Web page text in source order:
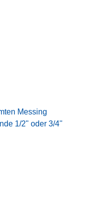
Messing
1/2" oder 3/4''